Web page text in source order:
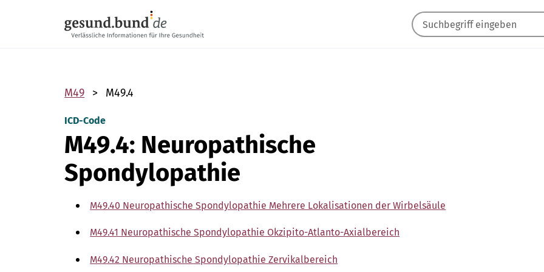
M49 M49.4
ICD-Code
M49.4: Neuropathische
Spondylopathie
M49.40 Neuropathische Spondylopathie Mehrere Lokalisationen der Wirbelsäule
M49.41 Neuropathische Spondylopathie Okzipito-Atlanto-Axialbereich
M49.42 Neuropathische Spondylopathie Zervikalbereich